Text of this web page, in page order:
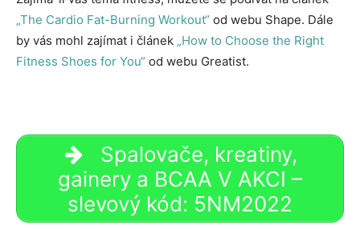
„The Cardio Fat-Burning Workout“ od webu Shape. Dále
by vás mohl zajímat i článek „How to Choose the Right
Fitness Shoes for You“ od webu Greatist.
Spalovače, kreatiny,
gainery a BCAA V AKCI –
slevový kód: 5NM2022